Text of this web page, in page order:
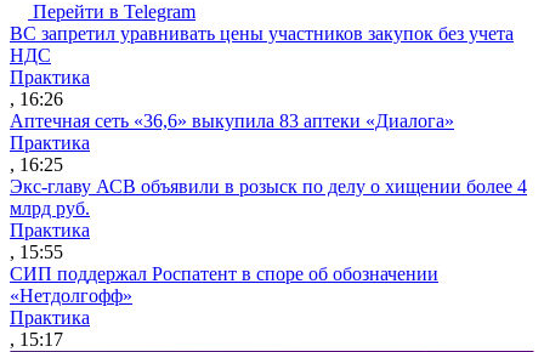
Перейти в Telegram
ВС запретил уравнивать цены участников закупок без учета
НДС
Практика
, 16:26
Аптечная сеть «36,6» выкупила 83 аптеки «Диалога»
Практика
, 16:25
Экс-главу АСВ объявили в розыск по делу о хищении более 4
млрд руб.
Практика
, 15:55
СИП поддержал Роспатент в споре об обозначении
«Нетдолгофф»
Практика
, 15:17